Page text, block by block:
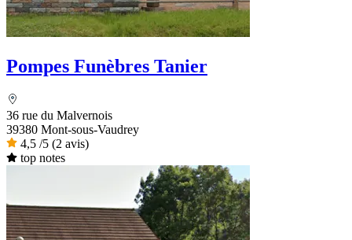
Pompes Funèbres Tanier
36 rue du Malvernois
39380 Mont-sous-Vaudrey
4,5 /5 (2 avis)
top notes